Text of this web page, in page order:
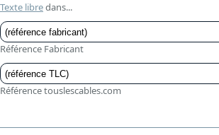
Texte libredans...
Référence Fabricant
Référence touslescables.com